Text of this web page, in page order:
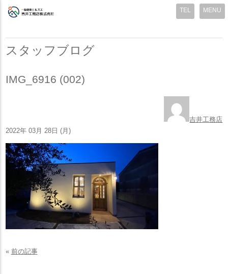
MENU
スタッフブログ
IMG_6916 (002)
吉井工務店
2022年 03月 28日 (月)
« 前の記事